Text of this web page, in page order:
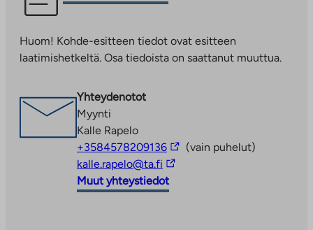
vie
palveluun.
Linkki
uuteen
välilehteen
Huom! Kohde-esitteen tiedot ovat esitteen
laatimishetkeltä. Osa tiedoista on saattanut muuttua.
Yhteydenotot
Myynti
Kalle Rapelo
+3584578209136Linkki
vie
ulkopuoliseen
palveluun
(vain puhelut)
kalle.rapelo@ta.fi Linkki
vie
ulkopuoliseen
Muut yhteystiedot